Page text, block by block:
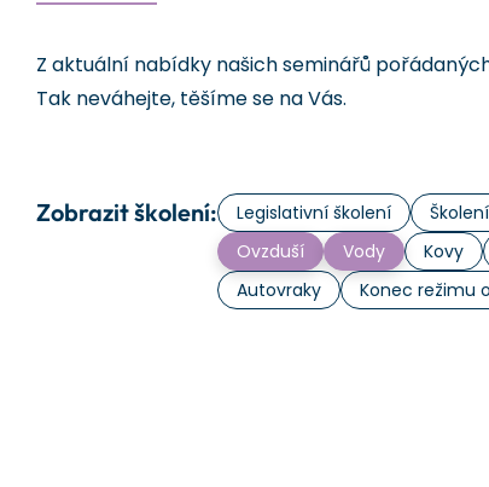
Z aktuální nabídky našich seminářů
Tak neváhejte, těšíme se na Vás.
Zobrazit školení: Legislativní školení
Ovzduší
Vody Kovy
Autovraky
Konec režimu